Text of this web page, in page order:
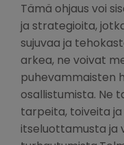
Tämä ohjaus voi
ja strategioita,
sujuvaa ja
arkea, ne voivat
puhevammaisten
osallistumista. Ne
tarpeita, toiveita
itseluottamusta ja